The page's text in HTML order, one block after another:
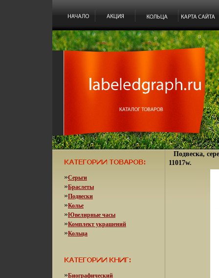
»Серьги
»Браслеты
»Подвески
»Колье
»Ювелирные часы
»Комплект украшений
»Кольца
»Биографический
Подвеска,
11017w.